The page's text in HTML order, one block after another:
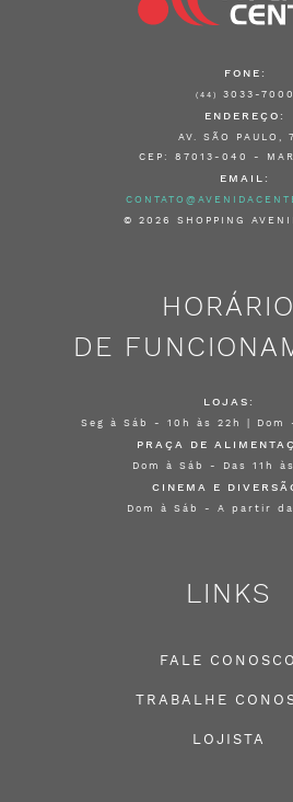
FONE:
(44) 3033-7000
ENDEREÇO:
AV. SÃO PAULO,
CEP: 87013-040 -
EMAIL:
© 2026 SHOPPING
HORÁRIO
DE
LOJAS:
Seg à Sáb - 10h às 22h | Dom
PRAÇA DE
Dom à Sáb - Das 11h
CINEMA E
Dom à Sáb - A partir
LINKS
FALE CONOSCO
TRABALHE
LOJISTA